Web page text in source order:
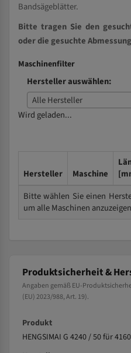
Bandsägeblätter.
Bitte tragen Sie den
oder die gesuchte
Maschinenfilter
Hersteller auswählen:
Alle Hersteller
Wird geladen...
Hersteller Maschine
Bitte wählen Sie einen
um alle Maschinen
Produktsicherheit &
Angaben gemäß EU-
(EU) 2023/988, Art. 19).
Produkt
HENGSIMAI G 4240 / 50 für